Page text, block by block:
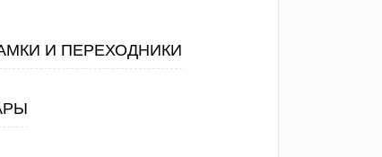
И ПЕРЕХОДНИКИ